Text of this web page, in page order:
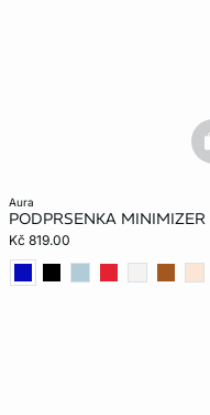
aura
PODPRSENKA MINIMIZER
Kč 819.00